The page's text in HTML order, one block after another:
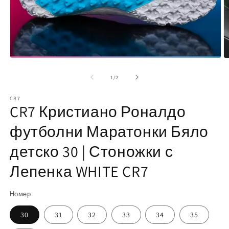
Отваряне
елемент
1 /от2
CR7
CR7 Кристиано Роналдо
футболни Маратонки Бяло
детско 30 | Стоножки с
Лепенка WHITE CR7
Номер
30 31 32 33 34 35